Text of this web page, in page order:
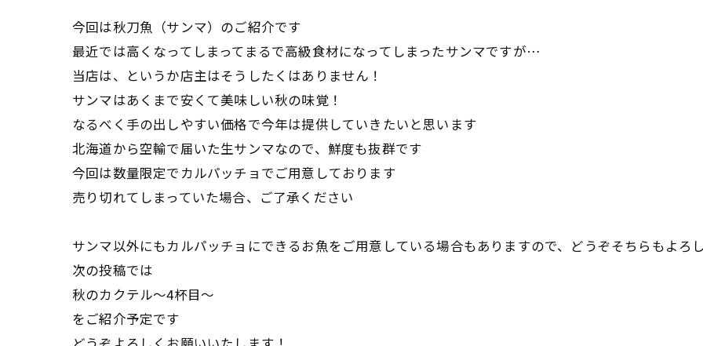
今回は秋刀魚（サンマ）のご紹介です
最近では高くなってしまってまるで高級食材になってしまったサンマですが…
当店は、というか店主はそうしたくはありません！
サンマはあくまで安くて美味しい秋の味覚！
なるべく手の出しやすい価格で今年は提供していきたいと思います
北海道から空輸で届いた生サンマなので、鮮度も抜群です
今回は数量限定でカルパッチョでご用意しております
売り切れてしまっていた場合、ご了承ください
サンマ以外にもカルパッチョにできるお魚をご用意している場合もありますので、どうぞそちらもよろ
次の投稿では
秋のカクテル～4杯目～
をご紹介予定です